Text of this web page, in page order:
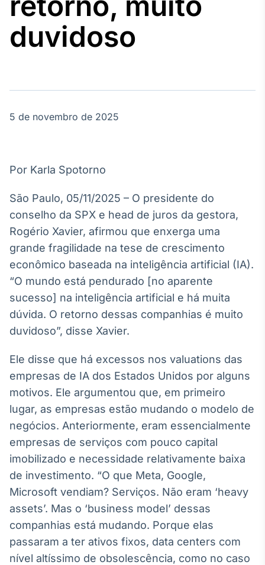
Agro
Broadcast
Energia
O setor de
energia elétrica
no Brasil
Broadcast
White Label
Plataforma para
personalizados
Soluções de Dados
e Conteúdos
Broadcast
OTC
Plataforma para
negociação de
ativos
Broadcast
Datafeed
APIs para
integração de
conteúdos e
dados
Broadcast
Ticker
duvidoso
5 de novembro de 2025
Por Karla Spotorno
São Paulo, 05/11/2025 – O presidente do
conselho da SPX e head de juros da gestora,
Rogério Xavier, afirmou que enxerga uma
grande fragilidade na tese de crescimento
econômico baseada na inteligência artificial (IA).
“O mundo está pendurado [no aparente
sucesso] na inteligência artificial e há muita
dúvida. O retorno dessas companhias é muito
duvidoso”, disse Xavier.
Ele disse que há excessos nos valuations das
empresas de IA dos Estados Unidos por alguns
motivos. Ele argumentou que, em primeiro
lugar, as empresas estão mudando o modelo de
negócios. Anteriormente, eram essencialmente
empresas de serviços com pouco capital
imobilizado e necessidade relativamente baixa
de investimento. “O que Meta, Google,
Microsoft vendiam? Serviços. Não eram ‘heavy
assets’. Mas o ‘business model’ dessas
companhias está mudando. Porque elas
passaram a ter ativos fixos, data centers com
nível altíssimo de obsolescência, como no caso